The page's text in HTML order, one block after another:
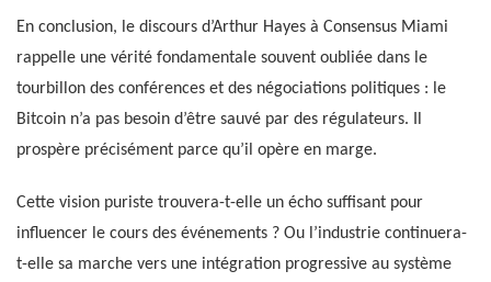
En conclusion, le discours d’Arthur Hayes à Consensus Miami
rappelle une vérité fondamentale souvent oubliée dans le
tourbillon des conférences et des négociations politiques : le
Bitcoin n’a pas besoin d’être sauvé par des régulateurs. Il
prospère précisément parce qu’il opère en marge.
Cette vision puriste trouvera-t-elle un écho suffisant pour
influencer le cours des événements ? Ou l’industrie continuera-
t-elle sa marche vers une intégration progressive au système